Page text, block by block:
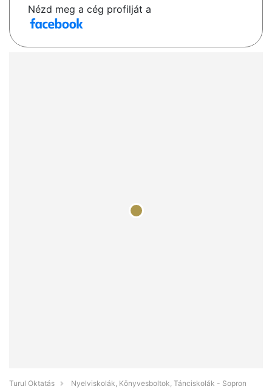
Nézd meg a cég profilját a
Turul Oktatás
Nyelviskolák, Könyvesboltok, Tánciskolák - Sopron